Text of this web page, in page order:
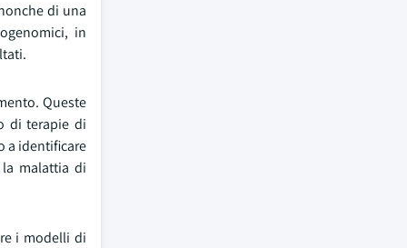
di una
in
Queste
di terapie di
a identificare
malattia di
i modelli di